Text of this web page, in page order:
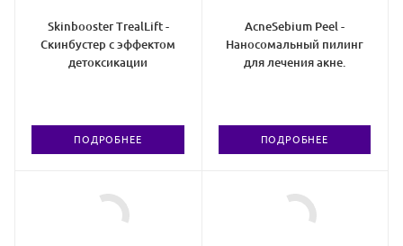
Skinbooster TrealLift -
Скинбустер с эффектом
детоксикации
ПОДРОБНЕЕ
AcneSebium Peel -
Наносомальный пилинг
для лечения акне.
ПОДРОБНЕЕ